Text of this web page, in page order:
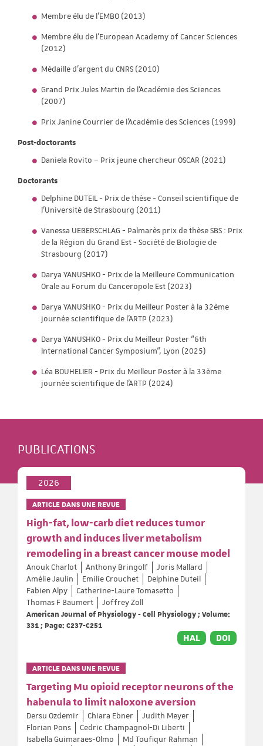
Membre élu de l’EMBO (2013)
Membre élu de l’European Academy of Cancer Sciences
(2012)
Médaille d’argent du CNRS (2010)
Grand Prix Jules Martin de l'Académie des Sciences
(2007)
Prix Janine Courrier de l'Académie des Sciences (1999)
Post-doctorants
Daniela Rovito – Prix jeune chercheur OSCAR (2021)
Doctorants
Delphine DUTEIL - Prix de thèse - Conseil scientifique de
l'Université de Strasbourg (2011)
Vanessa UEBERSCHLAG - Palmarès prix de thèse SBS : Prix
de la Région du Grand Est - Société de Biologie de
Strasbourg (2017)
Darya YANUSHKO - Prix de la Meilleure Communication
Orale au Forum du Canceropole Est (2023)
Darya YANUSHKO - Prix du Meilleur Poster à la 32ème
journée scientifique de l'ARTP (2023)
Darya YANUSHKO - Prix du Meilleur Poster “6th
International Cancer Symposium“, Lyon (2025)
Léa BOUHELIER - Prix du Meilleur Poster à la 33ème
journée scientifique de l'ARTP (2024)
PUBLICATIONS
2026
ARTICLE DANS UNE REVUE
High-fat, low-carb diet reduces tumor
growth and induces liver metabolism
remodeling in a breast cancer mouse model
Anouk Charlot Anthony Bringolf
Joris Mallard
Amélie Jaulin
Emilie Crouchet
Delphine Duteil
Fabien Alpy
Catherine-Laure Tomasetto
Thomas F Baumert
Joffrey Zoll
American Journal of Physiology - Cell Physiology ; Volume:
331 ; Page: C237-C251
HAL DOI
ARTICLE DANS UNE REVUE
Targeting Mu opioid receptor neurons of the
habenula to limit naloxone aversion
Dersu Ozdemir Chiara Ebner
Judith Meyer
Florian Pons
Cedric Champagnol-Di Liberti
Isabella Guimaraes-Olmo
Md Toufiqur Rahman